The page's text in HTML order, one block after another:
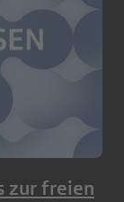
zur freien